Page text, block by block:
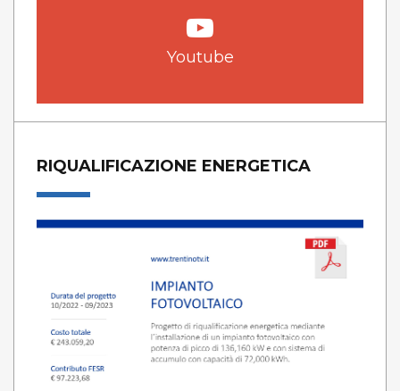
Youtube
RIQUALIFICAZIONE ENERGETICA